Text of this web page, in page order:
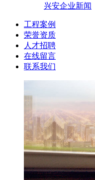
兴安企业新闻
工程案例
荣誉资质
人才招聘
在线留言
联系我们